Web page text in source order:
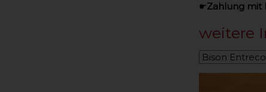
☛Zahlung mit
weitere